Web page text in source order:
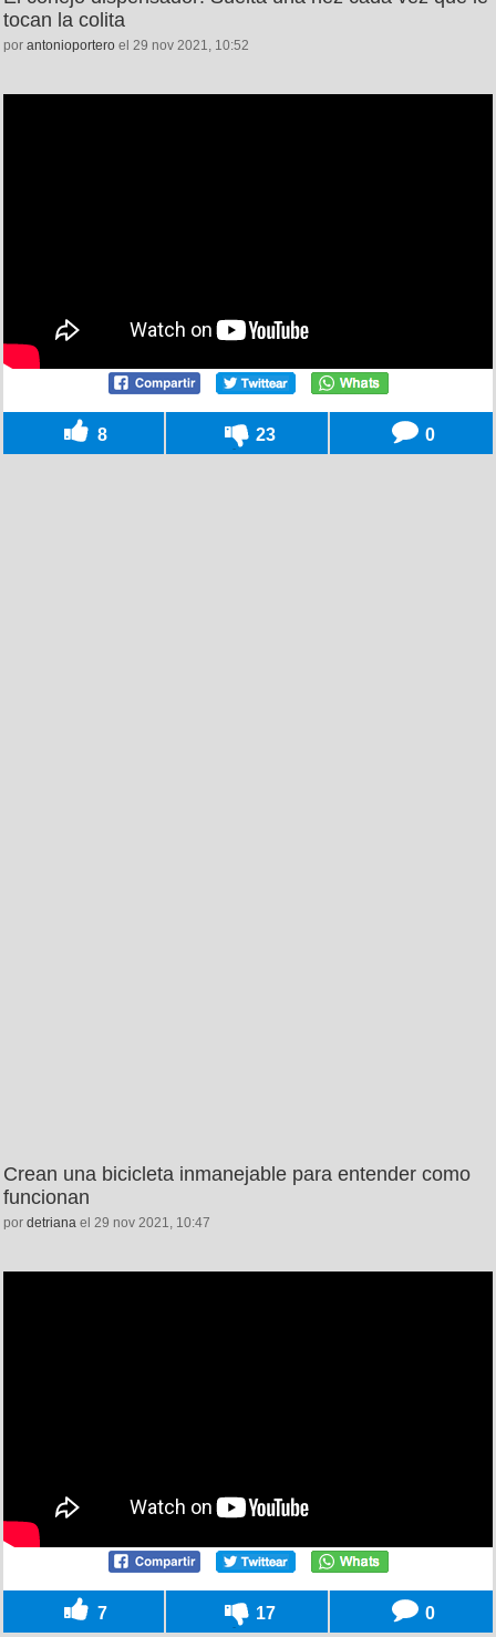
tocan la colita
por antonioportero el 29 nov 2021, 10:52
8 23 0
Crean una bicicleta inmanejable para entender como
funcionan
por detriana el 29 nov 2021, 10:47
7 17 0